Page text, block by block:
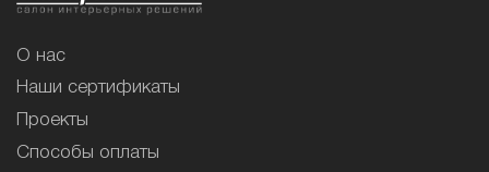
О нас
Наши сертификаты
Проекты
Способы оплаты